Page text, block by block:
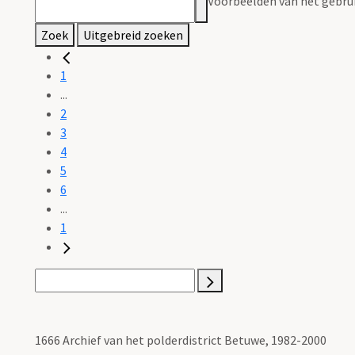
Zoek Uitgebreid zoeken
1
...
2
3
4
5
6
...
1
1666 Archief van het polderdistrict Betuwe, 1982-2000